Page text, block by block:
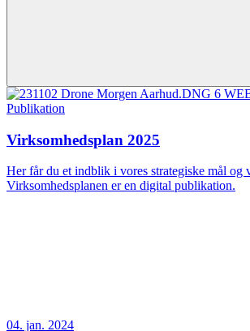
Publikation
Virksomhedsplan 2025
Her får du et indblik i vores strategiske mål og
Virksomhedsplanen er en digital publikation.
04. jan. 2024